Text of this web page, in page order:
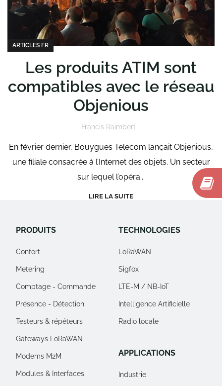
ARTICLES FR
Les produits ATIM sont
compatibles avec le réseau
Objenious
Francis Raimbert
En février dernier, Bouygues Telecom lançait Objenious,
une filiale consacrée à l’Internet des objets. Un secteur
sur lequel l’opéra...
LIRE LA SUITE
PRODUITS
Confort
Metering
Comptage - Commande
Présence - Détection
Testeurs & répéteurs
Gateways LoRaWAN
Modems M2M
Modules & Interfaces
TECHNOLOGIES
LoRaWAN
Sigfox
LTE-M / NB-IoT
Intelligence Artificielle
Radio locale
APPLICATIONS
Industrie